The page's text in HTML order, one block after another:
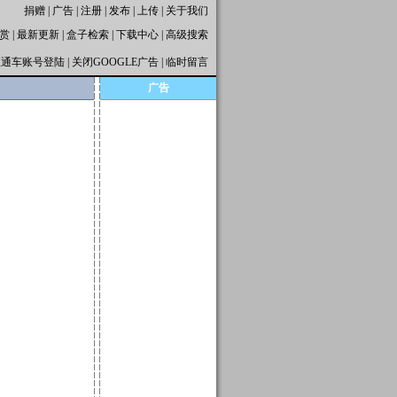
捐赠 广告 注册 发布 上传 关于我们
最新更新 盒子检索 下载中心 高级搜索
车账号登陆 关闭GOOGLE广告 临时留言
广告